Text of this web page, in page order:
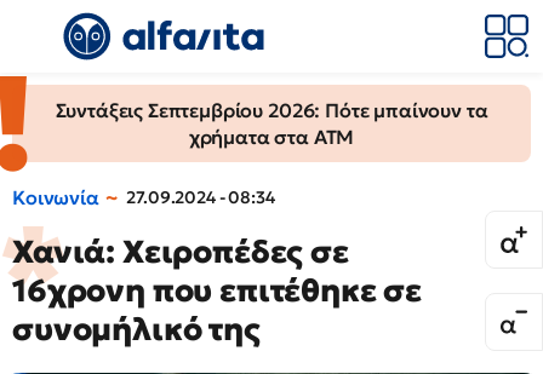
Συντάξεις Σεπτεμβρίου 2026: Πότε μπαίνουν τα
χρήματα στα ΑΤΜ
Κοινωνία 27.09.2024 - 08:34
Χανιά: Χειροπέδες σε
16χρονη που επιτέθηκε σε
συνομήλικό της